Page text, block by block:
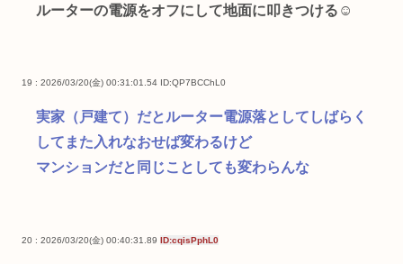
ルーターの電源をオフにして地面に叩きつける☺
19 : 2026/03/20(金) 00:31:01.54 ID:QP7BCChL0
実家（戸建て）だとルーター電源落としてしばらく
してまた入れなおせば変わるけど
マンションだと同じことしても変わらんな
20 : 2026/03/20(金) 00:40:31.89 ID:cqisPphL0